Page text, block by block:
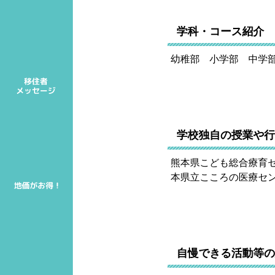
学科・コース紹介
幼稚部 小学部 中学
学校独自の授業や
熊本県こども総合療育
本県立こころの医療セ
自慢できる活動等